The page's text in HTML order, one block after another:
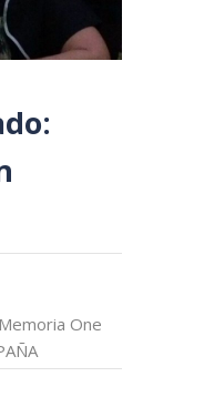
Memoria One